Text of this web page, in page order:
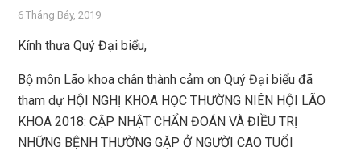
6 Tháng Bảy, 2019
Kính thưa Quý Đại biểu,
Bộ môn Lão khoa chân thành cảm ơn Quý Đại biểu đã
tham dự HỘI NGHỊ KHOA HỌC THƯỜNG NIÊN HỘI LÃO
KHOA 2018: CẬP NHẬT CHẨN ĐOÁN VÀ ĐIỀU TRỊ
NHỮNG BỆNH THƯỜNG GẶP Ở NGƯỜI CAO TUỔI